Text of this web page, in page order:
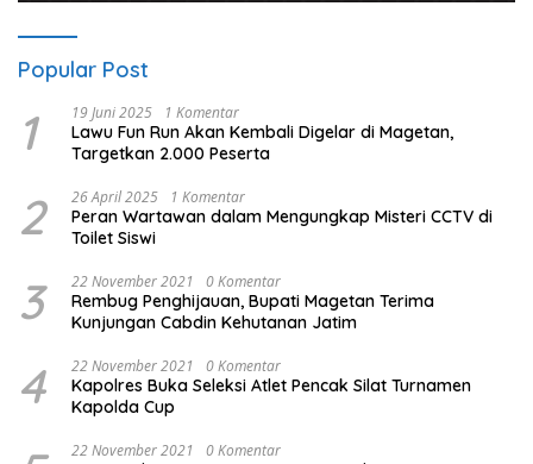
Popular Post
1 19 Juni 2025 1 Komentar
Lawu Fun Run Akan Kembali Digelar di Magetan,
Targetkan 2.000 Peserta
2 26 April 2025 1 Komentar
Peran Wartawan dalam Mengungkap Misteri CCTV di
Toilet Siswi
3 22 November 2021 0 Komentar
Rembug Penghijauan, Bupati Magetan Terima
Kunjungan Cabdin Kehutanan Jatim
4 22 November 2021 0 Komentar
Kapolres Buka Seleksi Atlet Pencak Silat Turnamen
Kapolda Cup
22 November 2021 0 Komentar